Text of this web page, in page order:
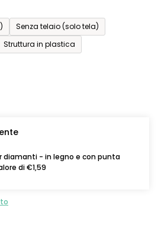
Senza telaio (solo tela)
Struttura in plastica
diamanti - in legno e con punta
di €1,59